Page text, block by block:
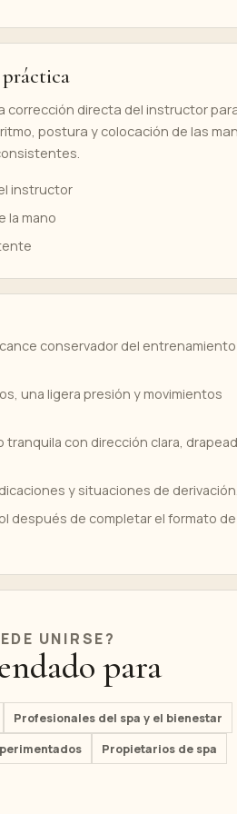
corrección directa del instructor
postura y colocación de las
instructor
la mano
conservador del entrenamiento
una ligera presión y movimientos
con dirección clara,
y situaciones de derivación.
después de completar el formato de
UNIRSE?
para
Profesionales del spa y el bienestar
Propietarios de spa